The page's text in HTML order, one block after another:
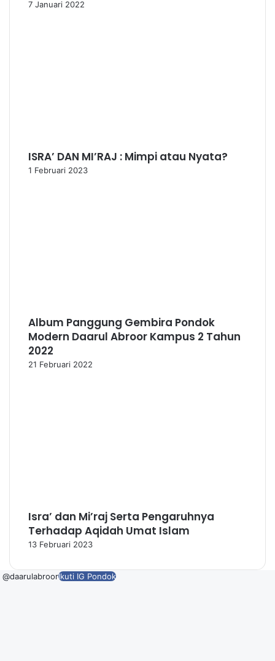
7 Januari 2022
ISRA’ DAN MI’RAJ : Mimpi atau Nyata?
1 Februari 2023
Album Panggung Gembira Pondok
Modern Daarul Abroor Kampus 2 Tahun
2022
21 Februari 2022
Isra’ dan Mi’raj Serta Pengaruhnya
Terhadap Aqidah Umat Islam
13 Februari 2023
@daarulabroorIkuti IG Pondok